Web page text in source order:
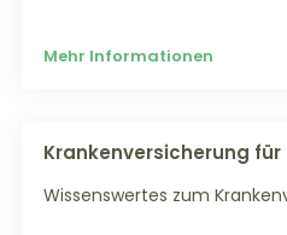
Mehr Informationen
Krankenversicherung für
Wissenswertes zum